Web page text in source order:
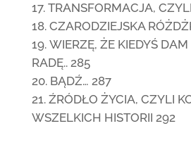
TRANSFORMACJA,
CZARODZIEJSKA
WIERZĘ, ŻE KIEDYŚ
RADĘ.. 285
BĄDŹ… 287
ŹRÓDŁO ŻYCIA, CZYLI
WSZELKICH HISTORII 292